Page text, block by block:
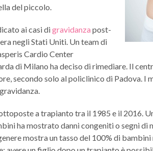
del piccolo.
ai casi digravidanza post-
negli Stati Uniti. Un team di
Cardio Center
di Milano ha deciso di rimediare. Il
secondo solo al policlinico di Padova. I
a trapianto tra il 1985 e il 2016.
ha mostrato danni congeniti o segni di
mostra un tasso del 100% di